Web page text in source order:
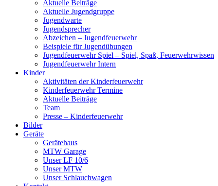
Aktuelle Beiträge
Aktuelle Jugendgruppe
Jugendwarte
Jugendsprecher
Abzeichen – Jugendfeuerwehr
Beispiele für Jugendübungen
Jugendfeuerwehr Spiel – Spiel, Spaß, Feuerwehrwissen
Jugendfeuerwehr Intern
Kinder
Aktivitäten der Kinderfeuerwehr
Kinderfeuerwehr Termine
Aktuelle Beiträge
Team
Presse – Kinderfeuerwehr
Bilder
Geräte
Gerätehaus
MTW Garage
Unser LF 10/6
Unser MTW
Unser Schlauchwagen